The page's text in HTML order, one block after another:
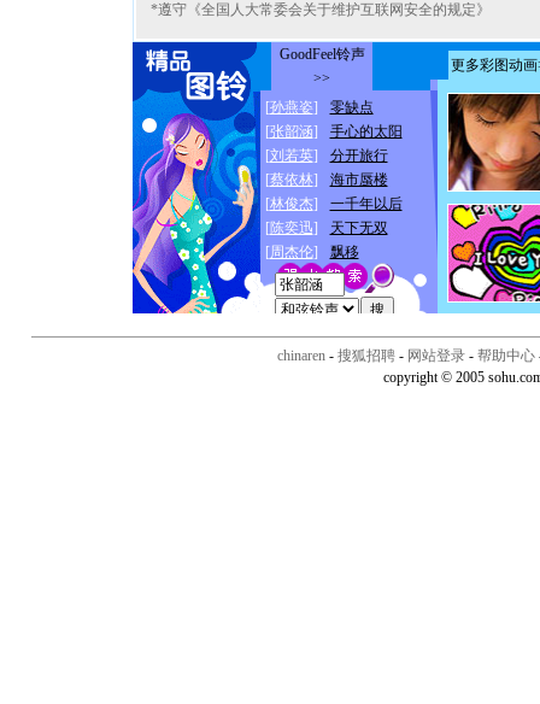
*遵守《全国人大常委会关于维护互联网安全的规定》
chinaren - 搜狐招聘 - 网站登录 - 帮助中心
copyright © 2005